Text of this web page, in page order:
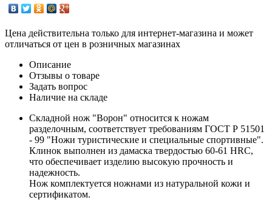
Цена действительна только для интернет-магазина и может
отличаться от цен в розничных магазинах
Описание
Отзывы о товаре
Задать вопрос
Наличие на складе
Складной нож "Ворон" относится к ножам
разделочным, соответствует требованиям ГОСТ Р 51501
- 99 "Ножи туристические и специальные спортивные".
Клинок выполнен из дамаска твердостью 60-61 HRC,
что обеспечивает изделию высокую прочность и
надежность.
Нож комплектуется ножнами из натуральной кожи и
сертификатом.